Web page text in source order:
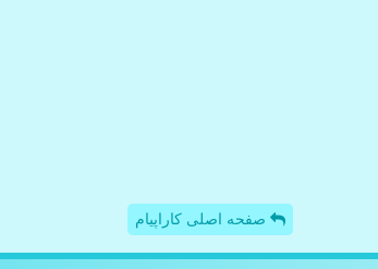
صفحه اصلی کاراپیام